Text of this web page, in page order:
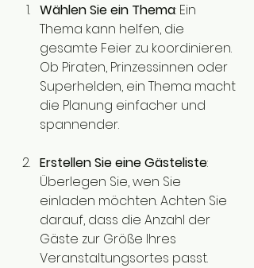
Wählen Sie ein Thema: Ein
Thema kann helfen, die
gesamte Feier zu koordinieren.
Ob Piraten, Prinzessinnen oder
Superhelden, ein Thema macht
die Planung einfacher und
spannender.
Erstellen Sie eine Gästeliste:
Überlegen Sie, wen Sie
einladen möchten. Achten Sie
darauf, dass die Anzahl der
Gäste zur Größe Ihres
Veranstaltungsortes passt.